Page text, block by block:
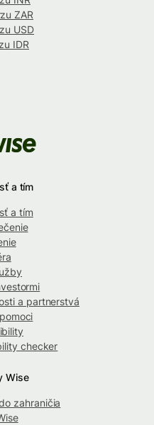
ZAR
USD
IDR
a tím
a tím
a partnerstvá
checker
Wise
zahraničia